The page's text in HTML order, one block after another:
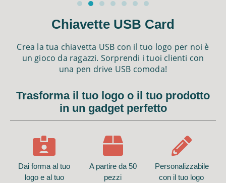
Chiavette USB Card
Crea la tua chiavetta USB con il tuo logo per noi è
un gioco da ragazzi. Sorprendi i tuoi clienti con
una pen drive USB comoda!
Trasforma il tuo logo o il tuo prodotto
in un gadget perfetto
Dai forma al tuo
logo e al tuo
A partire da 50
pezzi
Personalizzabile
con il tuo logo